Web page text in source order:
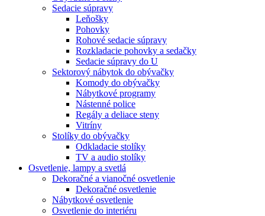
Sedacie súpravy
Leňošky
Pohovky
Rohové sedacie súpravy
Rozkladacie pohovky a sedačky
Sedacie súpravy do U
Sektorový nábytok do obývačky
Komody do obývačky
Nábytkové programy
Nástenné police
Regály a deliace steny
Vitríny
Stolíky do obývačky
Odkladacie stolíky
TV a audio stolíky
Osvetlenie, lampy a svetlá
Dekoračné a vianočné osvetlenie
Dekoračné osvetlenie
Nábytkové osvetlenie
Osvetlenie do interiéru